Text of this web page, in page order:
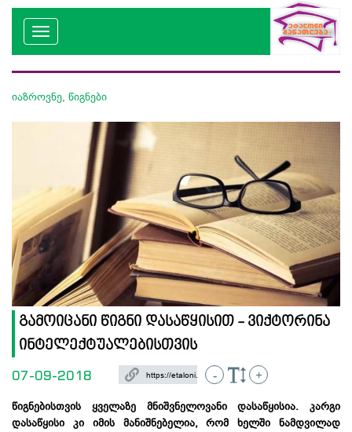
იაზროვნე წიგნები
გამოიცანი წიგნი დასაწყისით - ვიქტორინა
ინტელექტუალებისთვის
07-09-2018 - +
წიგნებისთვის ყველაზე მნიშვნელოვანი დასაწყისია. კარგი
დასაწყისი კი იმის მანიშნებელია, რომ ხელში ნამდვილად